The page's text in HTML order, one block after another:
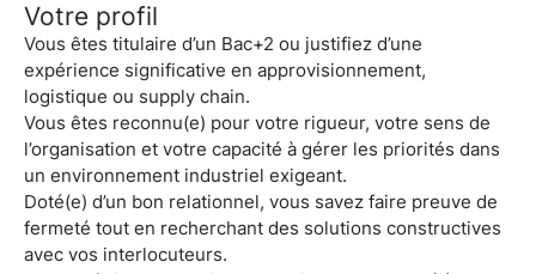
Votre profil
Vous êtes titulaire d’un Bac+2 ou justifiez d’une
expérience significative en approvisionnement,
logistique ou supply chain.
Vous êtes reconnu(e) pour votre rigueur, votre sens de
l’organisation et votre capacité à gérer les priorités dans
un environnement industriel exigeant.
Doté(e) d’un bon relationnel, vous savez faire preuve de
fermeté tout en recherchant des solutions constructives
avec vos interlocuteurs.